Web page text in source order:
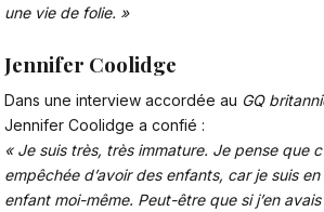
une vie de folie. »
Jennifer Coolidge
Dans une interview accordée au GQ
Jennifer Coolidge a confié :
« Je suis très, très immature. Je pense que
empêchée d’avoir des enfants, car je suis
enfant moi-même. Peut-être que si j’en avais